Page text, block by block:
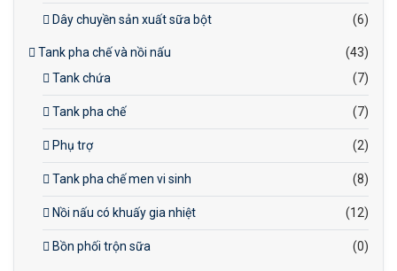
Dây chuyền sản xuất sữa bột (6)
Tank pha chế và nồi nấu
(43)
Tank chứa
(7)
Tank pha chế (7)
Phụ trợ (2)
Tank pha chế men vi sinh (8)
Nồi nấu có khuấy gia nhiệt (12)
Bồn phối trộn sữa (0)